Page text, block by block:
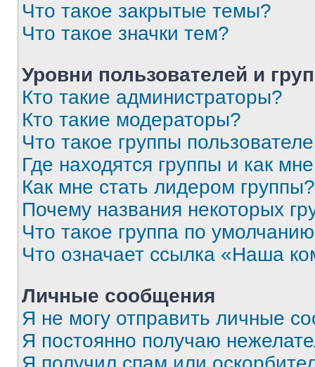
Что такое закрытые темы?
Что такое значки тем?
Уровни пользователей и
Кто такие администраторы?
Кто такие модераторы?
Что такое группы
Где находятся группы и как
Как мне стать лидером группы?
Почему названия некоторых
Что такое группа по
Что означает ссылка «Наша
Личные сообщения
Я не могу отправить личные
Я постоянно получаю